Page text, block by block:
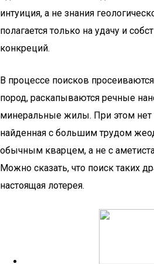
интуиция, а не знания
полагается только на удачу и
конкреций.
В процессе поисков
пород, раскапываются речные
минеральные жилы. При этом нет
найденная с большим трудом
обычным кварцем, а не с
Можно сказать, что поиск таких
настоящая лотерея.